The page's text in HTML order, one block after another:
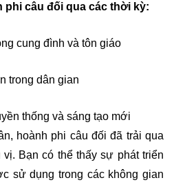
phi câu đối qua các thời kỳ:
cung đình và tôn giáo
trong dân gian
thống và sáng tạo mới
hoành phi câu đối đã trải qua
Bạn có thể thấy sự phát triển
sử dụng trong các không gian